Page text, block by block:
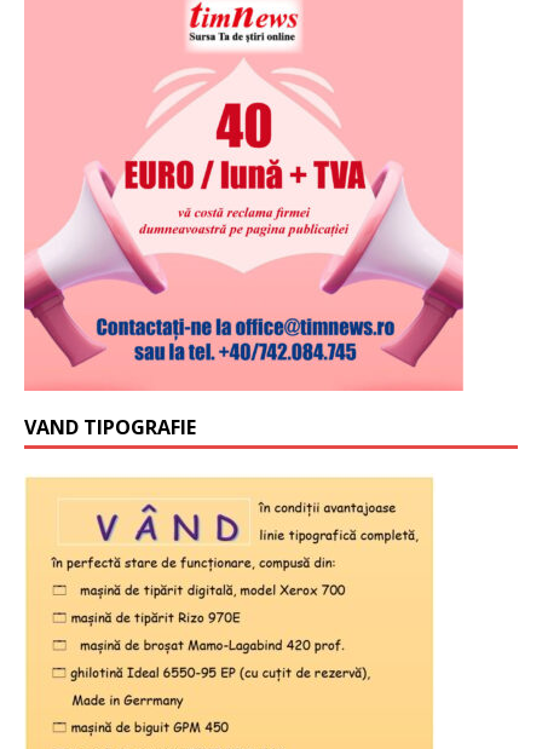
VAND TIPOGRAFIE